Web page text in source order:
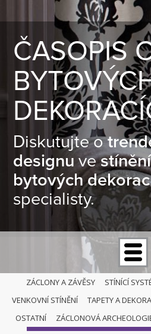
ČASOPIS
Diskutujte o
designuve
bytových
specialisty.
ZÁCLONY A ZÁVĚSY STÍNÍCÍ
VENKOVNÍ STÍNĚNÍ
TAPETY A
OSTATNÍ
ZÁCLONOVÁ
ZÁCLONY